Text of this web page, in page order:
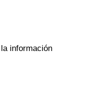
información